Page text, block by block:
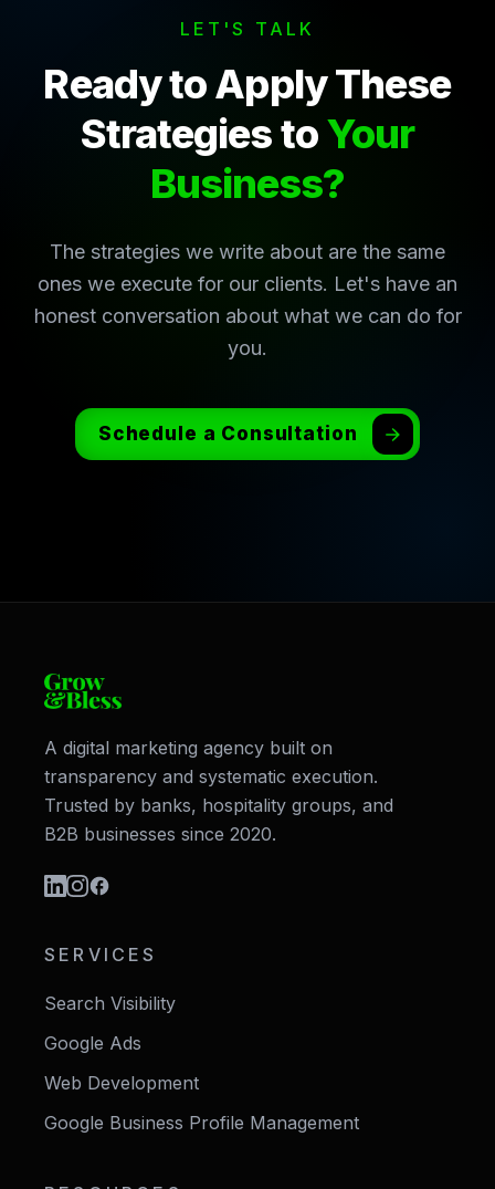
LET'S TALK
Ready to Apply These
Strategies toYour
Business?
The strategies we write about are the same
ones we execute for our clients. Let's have an
honest conversation about what we can do for
you.
Schedule a Consultation
A digital marketing agency built on
transparency and systematic execution.
Trusted by banks, hospitality groups, and
B2B businesses since 2020.
SERVICES
Search Visibility
Google Ads
Web Development
Google Business Profile Management